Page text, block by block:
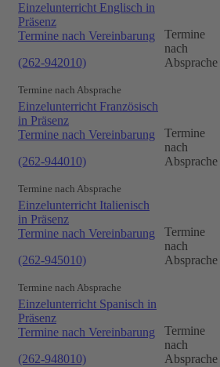
Einzelunterricht Englisch in
Präsenz
Termine nach Vereinbarung
(262-942010)
Termine nach Absprache
Termine
nach
Absprache
Einzelunterricht Französisch
in Präsenz
Termine nach Vereinbarung
(262-944010)
Termine nach Absprache
Termine
nach
Absprache
Einzelunterricht Italienisch
in Präsenz
Termine nach Vereinbarung
(262-945010)
Termine nach Absprache
Termine
nach
Absprache
Einzelunterricht Spanisch in
Präsenz
Termine nach Vereinbarung
(262-948010)
Termine
nach
Absprache